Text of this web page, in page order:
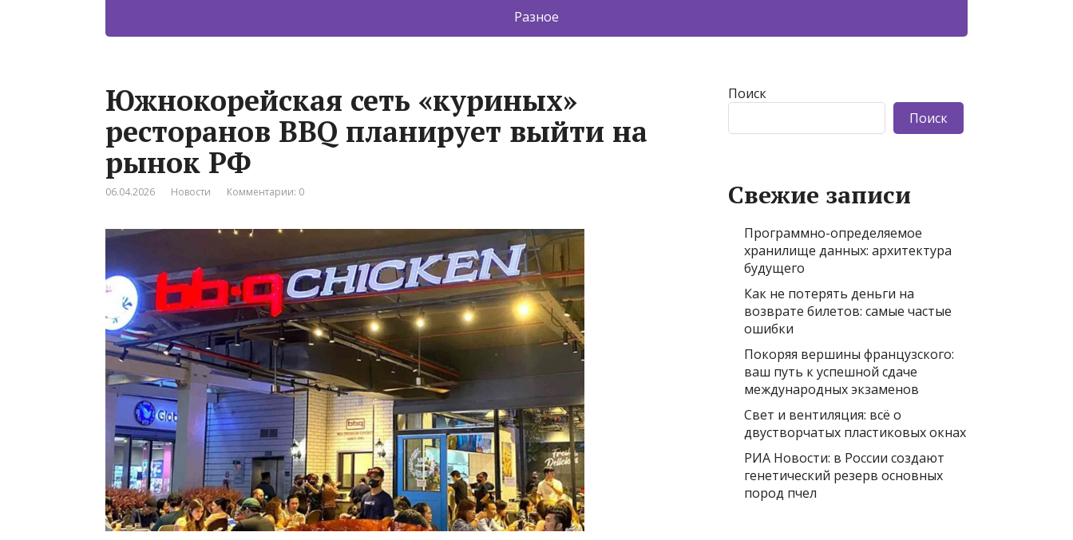
Разное
Южнокорейская сеть «куриных»
ресторанов BBQ планирует выйти на
рынок РФ
06.04.2026 Новости Комментарии: 0
Поиск
Поиск
Свежие записи
Программно-определяемое
хранилище данных: архитектура
будущего
Как не потерять деньги на
возврате билетов: самые частые
ошибки
Покоряя вершины французского:
ваш путь к успешной сдаче
международных экзаменов
Свет и вентиляция: всё о
двустворчатых пластиковых окнах
РИА Новости: в России создают
генетический резерв основных
пород пчел